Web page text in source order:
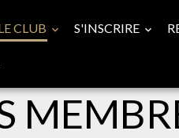
CLUB S'INSCRIRE